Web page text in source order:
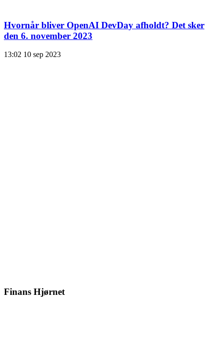
Hvornår bliver OpenAI DevDay afholdt? Det sker
den 6. november 2023
13:02 10 sep 2023
Finans Hjørnet